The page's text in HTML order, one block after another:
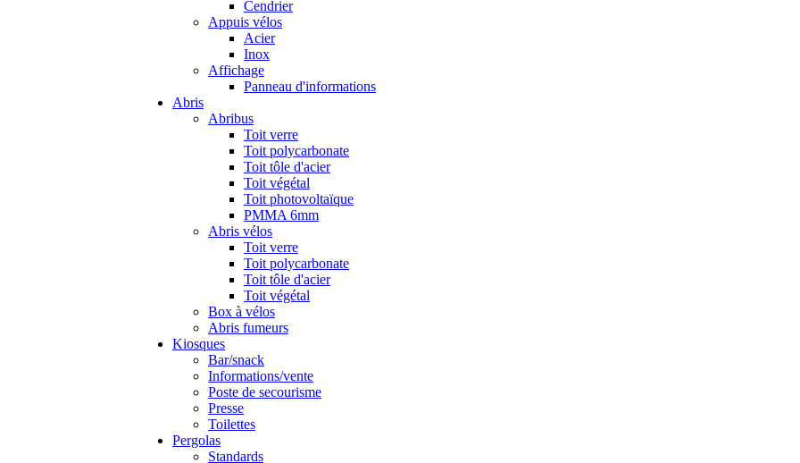
Cendrier
Appuis vélos
Acier
Inox
Affichage
Panneau d'informations
Abris
Abribus
Toit verre
Toit polycarbonate
Toit tôle d'acier
Toit végétal
Toit photovoltaïque
PMMA 6mm
Abris vélos
Toit verre
Toit polycarbonate
Toit tôle d'acier
Toit végétal
Box à vélos
Abris fumeurs
Kiosques
Bar/snack
Informations/vente
Poste de secourisme
Presse
Toilettes
Pergolas
Standards